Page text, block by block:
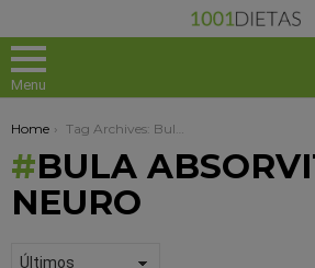
Menu
You are here:
Home Tag Archives: Bula Absorvit Smart Neuro
BULA
NEURO